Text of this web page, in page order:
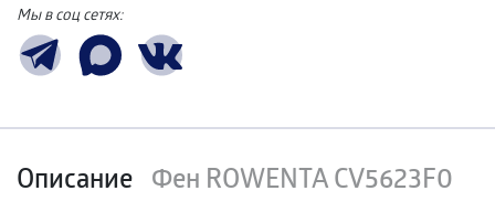
Мы в соц сетях:
Описание Фен ROWENTA CV5623F0